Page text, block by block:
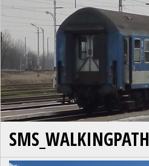
SMS_WALKINGPATH